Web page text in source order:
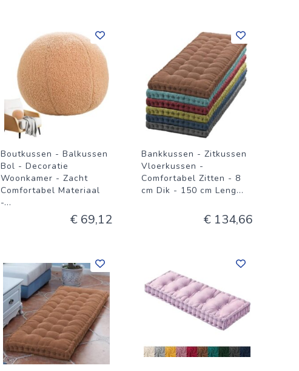
Boutkussen - Balkussen
Bol - Decoratie
Woonkamer - Zacht
Comfortabel Materiaal
-...
€ 69,12
Bankkussen - Zitkussen
Vloerkussen -
Comfortabel Zitten - 8
cm Dik - 150 cm Leng...
€ 134,66